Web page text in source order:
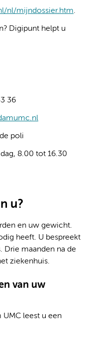
nl/mijndossier.htm.
Digipunt helpt u
36
poli
8.00 tot 16.30
u?
en uw gewicht.
heeft. U bespreekt
Drie maanden na de
ziekenhuis.
van uw
UMC leest u een